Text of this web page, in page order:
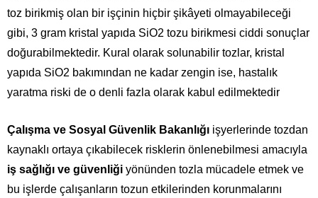
toz birikmiş olan bir işçinin hiçbir şikâyeti olmayabileceği
gibi, 3 gram kristal yapıda SiO2 tozu birikmesi ciddi sonuçlar
doğurabilmektedir. Kural olarak solunabilir tozlar, kristal
yapıda SiO2 bakımından ne kadar zengin ise, hastalık
yaratma riski de o denli fazla olarak kabul edilmektedir
Çalışma ve Sosyal Güvenlik Bakanlığı işyerlerinde tozdan
kaynaklı ortaya çıkabilecek risklerin önlenebilmesi amacıyla
iş sağlığı ve güvenliği yönünden tozla mücadele etmek ve
bu işlerde çalışanların tozun etkilerinden korunmalarını